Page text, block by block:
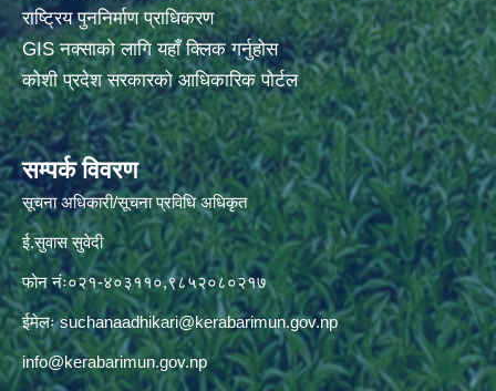
राष्ट्रिय पुननिर्माण प्राधिकरण
GIS नक्साको लागि यहाँ क्लिक गर्नुहोस
कोशी प्रदेश सरकारको आधिकारिक पोर्टल
सम्पर्क विवरण
सूचना अधिकारी/सूचना प्रविधि अधिकृत
ई.सुवास सुवेदी
फोन नंः०२१-४०३११०,९८५२०८०२१७
ईमेलःsuchanaadhikari@kerabarimun.gov.np
info@kerabarimun.gov.np